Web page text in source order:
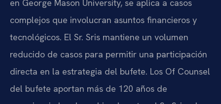
en George Mason University, se aplica a casos
complejos que involucran asuntos financieros y
tecnológicos. El Sr. Sris mantiene un volumen
reducido de casos para permitir una participación
directa en la estrategia del bufete. Los Of Counsel
del bufete aportan más de 120 años de